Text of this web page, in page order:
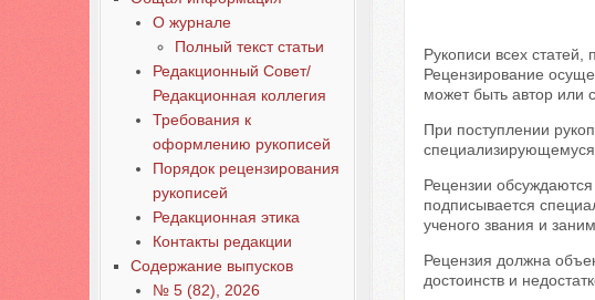
О журнале
Полный текст статьи
Редакционный Совет/
Редакционная коллегия
Требования к
оформлению рукописей
Порядок рецензирования
рукописей
Редакционная этика
Контакты редакции
Содержание выпусков
№ 5 (82), 2026
Рукописи всех
Рецензирование
может быть автор или
При поступлении
Рецензии
подписывается
ученого звания и
Рецензия должна
достоинств и